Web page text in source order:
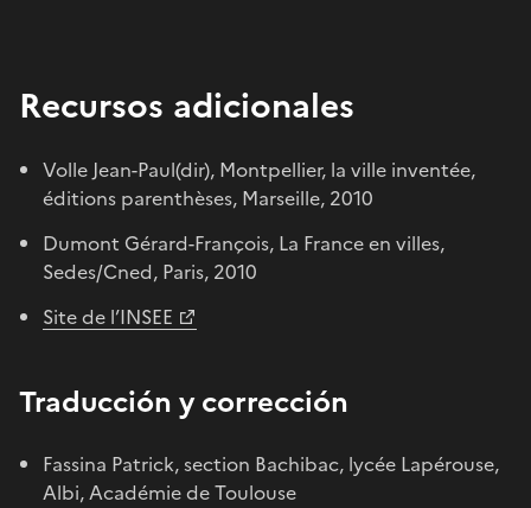
Recursos adicionales
Volle Jean-Paul(dir), Montpellier, la ville inventée,
éditions parenthèses, Marseille, 2010
Dumont Gérard-François, La France en villes,
Sedes/Cned, Paris, 2010
Site de l’INSEE
Traducción y corrección
Fassina Patrick, section Bachibac, lycée Lapérouse,
Albi, Académie de Toulouse